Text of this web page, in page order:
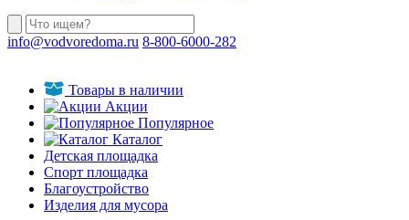
info@vodvoredoma.ru 8-800-6000-282
Товары в наличии
Акции
Популярное
Каталог
Детская площадка
Спорт площадка
Благоустройство
Изделия для мусора